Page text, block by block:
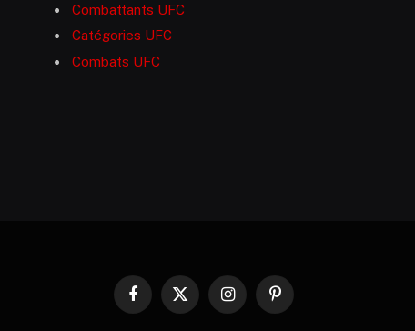
Combattants UFC
Catégories UFC
Combats UFC
Facebook
X
InstagramPinterest